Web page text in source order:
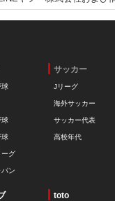
球
球
球
ーグ
ン
サッカー
Jリーグ
海外サッカー
サッカー代表
高校年代
toto